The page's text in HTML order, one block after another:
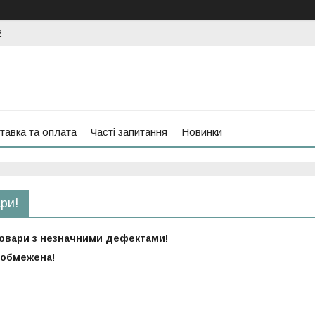
та оплата Часті запитання Новинки
з незначними дефектами!
обмежена!